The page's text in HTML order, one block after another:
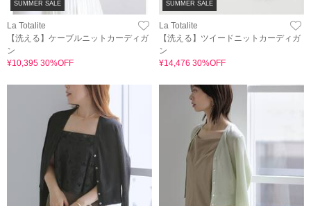
SUMMER SALE
La Totalite
【洗える】ケーブルニットカーディガ
ン
¥10,395 30%OFF
SUMMER SALE
La Totalite
【洗える】ツイードニットカーディガ
ン
¥14,476 30%OFF